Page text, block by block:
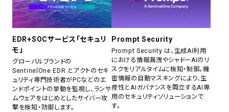
EDR+SOCサービス「セキュリ
モ」
グローバルブランドの
SentinelOne EDR とアクトのセキ
ュリティ専門技術者がPCなどのエ
ンドポイントの挙動を監視し、ランサ
ムウェアをはじめとしたサイバー攻
撃を検知・防御します。
Prompt Security
Prompt Security は、生成AI利用
における情報漏洩やシャドーAIのリ
スクをリアルタイムに検知・制御。機
密情報の自動マスキングにより、生
産性とAIガバナンスを両立するAI専
用のセキュリティソリューションで
す。